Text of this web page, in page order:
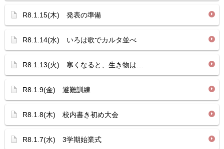
R8.1.15(木) 発表の準備
R8.1.14(水) いろは歌でカルタ並べ
R8.1.13(火) 寒くなると、生き物は…
R8.1.9(金) 避難訓練
R8.1.8(木) 校内書き初め大会
R8.1.7(水) 3学期始業式